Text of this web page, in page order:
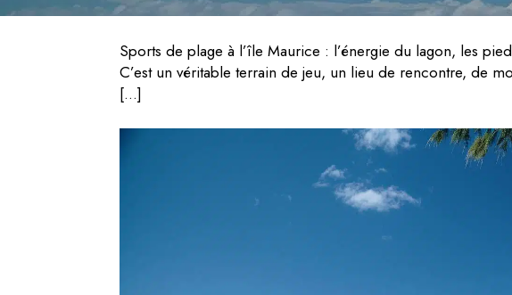
Sports de plage à l’île Maurice : l’énergie du lagon, les
C’est un véritable terrain de jeu, un lieu de rencontre, de
[…]